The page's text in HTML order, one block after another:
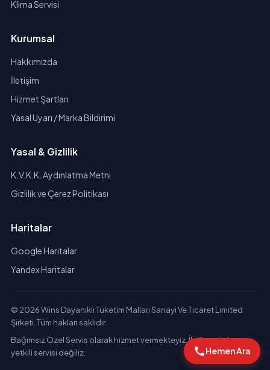
Klima Servisi
Kurumsal
Hakkımızda
İletişim
Hizmet Şartları
Yasal Uyarı / Marka Bildirimi
Yasal & Gizlilik
K.V.K.K. Aydınlatma Metni
Gizlilik ve Çerez Politikası
Haritalar
Google Haritalar
Yandex Haritalar
© 2026 Wins Dayanıklı Tüketim Malları Sanayi Ve Ticaret Limited
Şirketi. Tüm hakları saklıdır.
Bağımsız Özel Servis olarak hizmet vermekteyiz. İlgili markaların
yetkili servisi değiliz.
Hemen Ara